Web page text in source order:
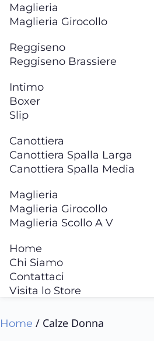
Maglieria
Maglieria Girocollo
Reggiseno
Reggiseno Brassiere
Intimo
Boxer
Slip
Canottiera
Canottiera Spalla Larga
Canottiera Spalla Media
Maglieria
Maglieria Girocollo
Maglieria Scollo A V
Home
Chi Siamo
Contattaci
Visita lo Store
Home / Calze Donna